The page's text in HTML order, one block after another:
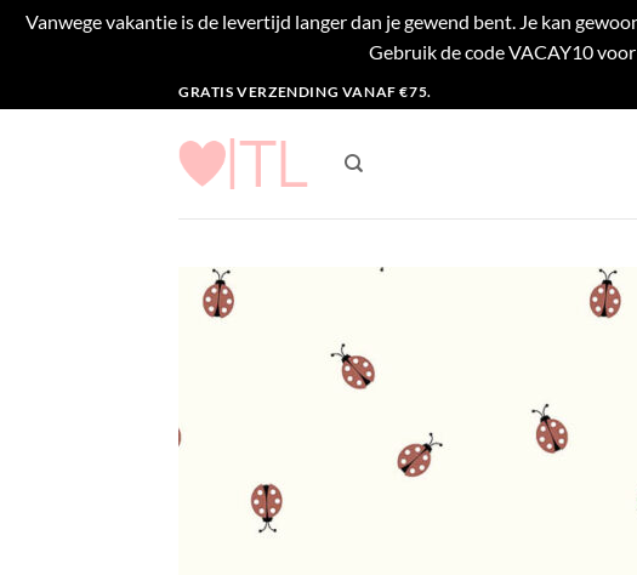
Vanwege vakantie is de levertijd langer dan je gewend bent. Je kan
Gebruik de code VACAY10
naar
GRATIS VERZENDING VANAF €75.